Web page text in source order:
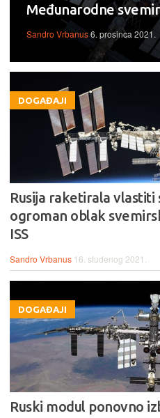
Međunarodne
Sandro Vrbanus6. prosinca 2021.
DOGAĐAJI
Rusija raketirala
ogroman oblak
ISS
Sandro Vrbanus 16. studenog 2021.
DOGAĐAJI
Ruski modul ponovno